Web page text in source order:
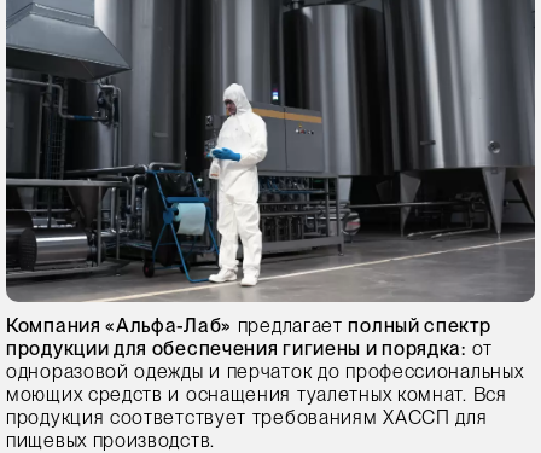
Компания «Альфа-Лаб» предлагаетполный спектр
продукции для обеспечения гигиены и порядка: от
одноразовой одежды и перчаток до профессиональных
моющих средств и оснащения туалетных комнат. Вся
продукция соответствует требованиям ХАССП для
пищевых производств.